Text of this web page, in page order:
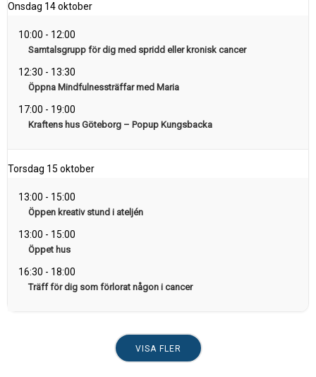
Onsdag 14 oktober
10:00 - 12:00
Samtalsgrupp för dig med spridd eller kronisk cancer
12:30 - 13:30
Öppna Mindfulnessträffar med Maria
17:00 - 19:00
Kraftens hus Göteborg – Popup Kungsbacka
Torsdag 15 oktober
13:00 - 15:00
Öppen kreativ stund i ateljén
13:00 - 15:00
Öppet hus
16:30 - 18:00
Träff för dig som förlorat någon i cancer
VISA FLER